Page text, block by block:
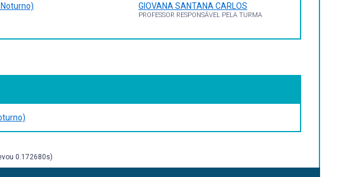
GIOVANA SANTANA CARLOS
PROFESSOR RESPONSÁVEL PELA TURMA
0.172680s)